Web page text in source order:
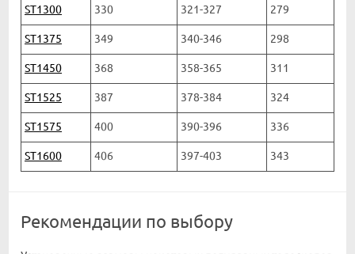
ST1300 330 321-327 279
ST1375 349 340-346 298
ST1450 368 358-365 311
ST1525 387 378-384 324
ST1575 400 390-396 336
ST1600 406 397-403 343
Рекомендации по выбору